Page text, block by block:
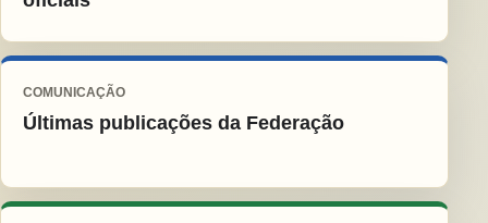
COMUNICAÇÃO
Últimas publicações da Federação